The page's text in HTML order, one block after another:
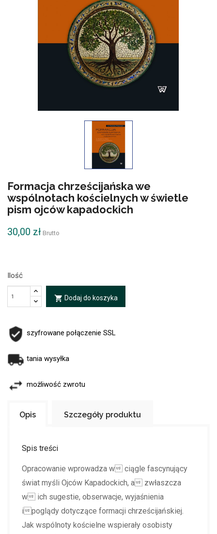
Formacja chrześcijańska we
wspólnotach kościelnych w świetle
pism ojców kapadockich
30,00 zł Brutto
Ilość
local_grocery_store Dodaj do koszyka
szyfrowane połączenie SSL
tania wysyłka
możliwość zwrotu
Opis Szczegóły produktu
Spis treści
Opracowanie wprowadza w ciągle fascynujący
świat myśli Ojców Kapadockich, a zwłaszcza
w ich sugestie, obserwacje, wyjaśnienia
ipoglądy dotyczące formacji chrześcijańskiej.
Jak wspólnoty kościelne wspierały osobisty